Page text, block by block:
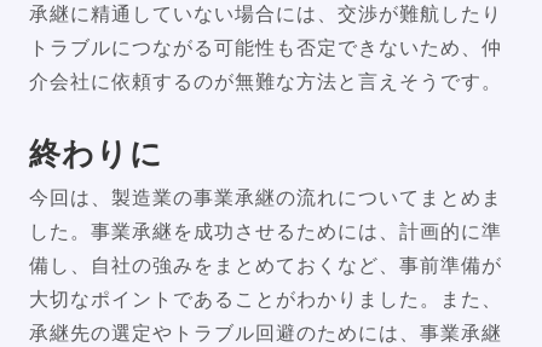
承継に精通していない場合には、交渉が難航したり
トラブルにつながる可能性も否定できないため、仲
介会社に依頼するのが無難な方法と言えそうです。
終わりに
今回は、製造業の事業承継の流れについてまとめま
した。事業承継を成功させるためには、計画的に準
備し、自社の強みをまとめておくなど、事前準備が
大切なポイントであることがわかりました。また、
承継先の選定やトラブル回避のためには、事業承継